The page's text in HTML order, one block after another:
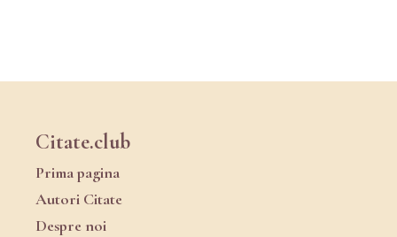
Citate.club
Prima pagina
Autori Citate
Despre noi